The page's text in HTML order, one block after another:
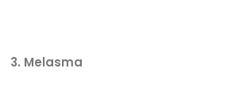
3. Melasma